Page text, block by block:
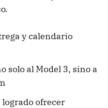
y calendario
solo al Model 3, sino a
logrado ofrecer